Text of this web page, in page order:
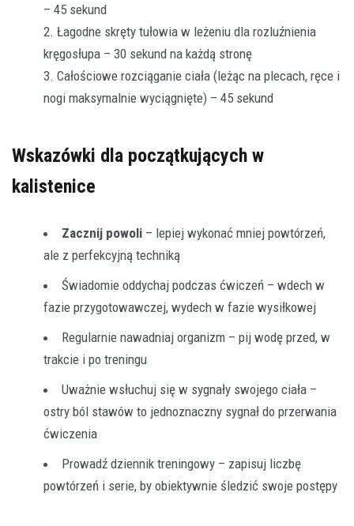
– 45 sekund
Łagodne skręty tułowia w leżeniu dla rozluźnienia
kręgosłupa – 30 sekund na każdą stronę
Całościowe rozciąganie ciała (leżąc na plecach, ręce i
nogi maksymalnie wyciągnięte) – 45 sekund
Wskazówki dla początkujących w
kalistenice
Zacznij powoli – lepiej wykonać mniej powtórzeń,
ale z perfekcyjną techniką
Świadomie oddychaj podczas ćwiczeń – wdech w
fazie przygotowawczej, wydech w fazie wysiłkowej
Regularnie nawadniaj organizm – pij wodę przed, w
trakcie i po treningu
Uważnie wsłuchuj się w sygnały swojego ciała –
ostry ból stawów to jednoznaczny sygnał do przerwania
ćwiczenia
Prowadź dziennik treningowy – zapisuj liczbę
powtórzeń i serie, by obiektywnie śledzić swoje postępy